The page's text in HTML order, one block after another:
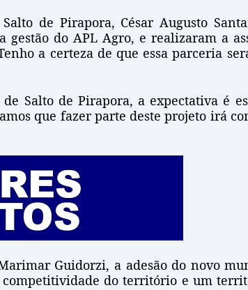
de Pirapora, César Augusto
do APL Agro, e realizaram a
a certeza de que essa parceria
Salto de Pirapora, a expectativa é
que fazer parte deste projeto irá
Guidorzi, a adesão do novo
do território e um